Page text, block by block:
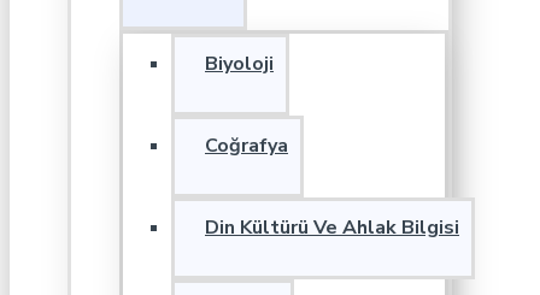
Biyoloji
Coğrafya
Din Kültürü Ve Ahlak Bilgisi